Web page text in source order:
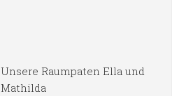
Unsere Raumpaten Ella und
Mathilda